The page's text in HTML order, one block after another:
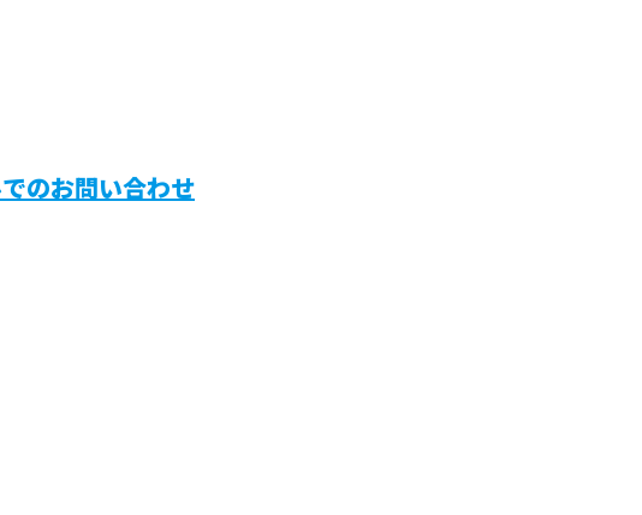
のお問い合わせ